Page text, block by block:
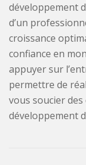
développement
d’un
croissance
confiance en
appuyer sur
permettre de
vous soucier
développement